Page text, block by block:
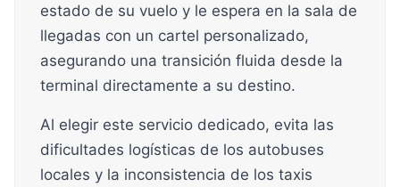
estado de su vuelo y le espera en la sala de
llegadas con un cartel personalizado,
asegurando una transición fluida desde la
terminal directamente a su destino.
Al elegir este servicio dedicado, evita las
dificultades logísticas de los autobuses
locales y la inconsistencia de los taxis